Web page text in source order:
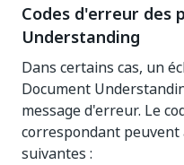
Codes d'erreur des
Understanding
Dans certains cas, un
Document
message d'erreur. Le
correspondant
suivantes :